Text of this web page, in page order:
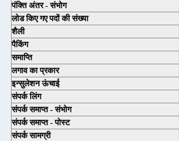
पंक्ति अंतर - संभोग
लोड किए गए पदों की संख्या
शैली
पैकिंग
समाप्ति
लगाव का प्रकार
इन्सुलेशन ऊंचाई
संपर्क लिंग
संपर्क समाप्त - संभोग
संपर्क समाप्त - पोस्ट
संपर्क सामग्री